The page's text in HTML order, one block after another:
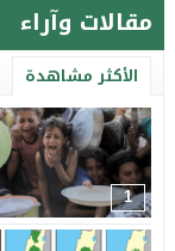
مقالات وآراء
الأكثر مشاهدة
1